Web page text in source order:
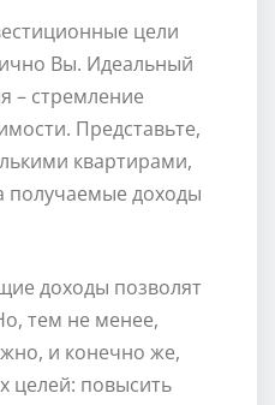
цели
Вы. Идеальный
– стремление
Представьте,
квартирами,
получаемые доходы
доходы позволят
тем не менее,
и конечно же,
целей: повысить